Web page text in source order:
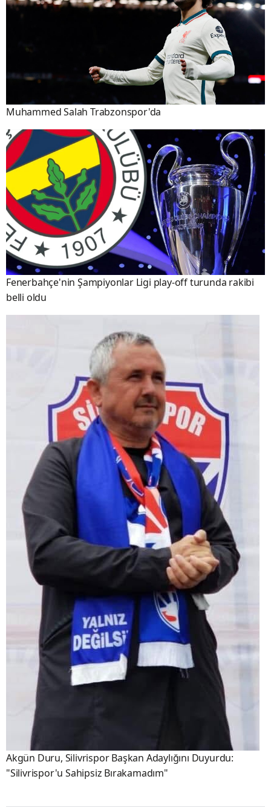
Muhammed Salah Trabzonspor'da
Fenerbahçe'nin Şampiyonlar Ligi play-off turunda rakibi
belli oldu
Akgün Duru, Silivrispor Başkan Adaylığını Duyurdu:
"Silivrispor'u Sahipsiz Bırakamadım"